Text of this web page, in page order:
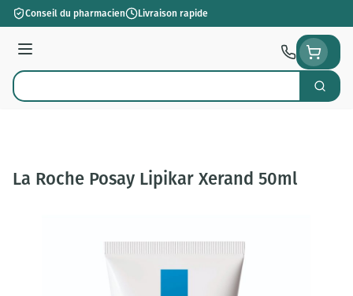
Aller au contenu
Conseil du pharmacien Livraison rapide
Menu
Rechercher
La Roche Posay Lipikar Xerand 50ml